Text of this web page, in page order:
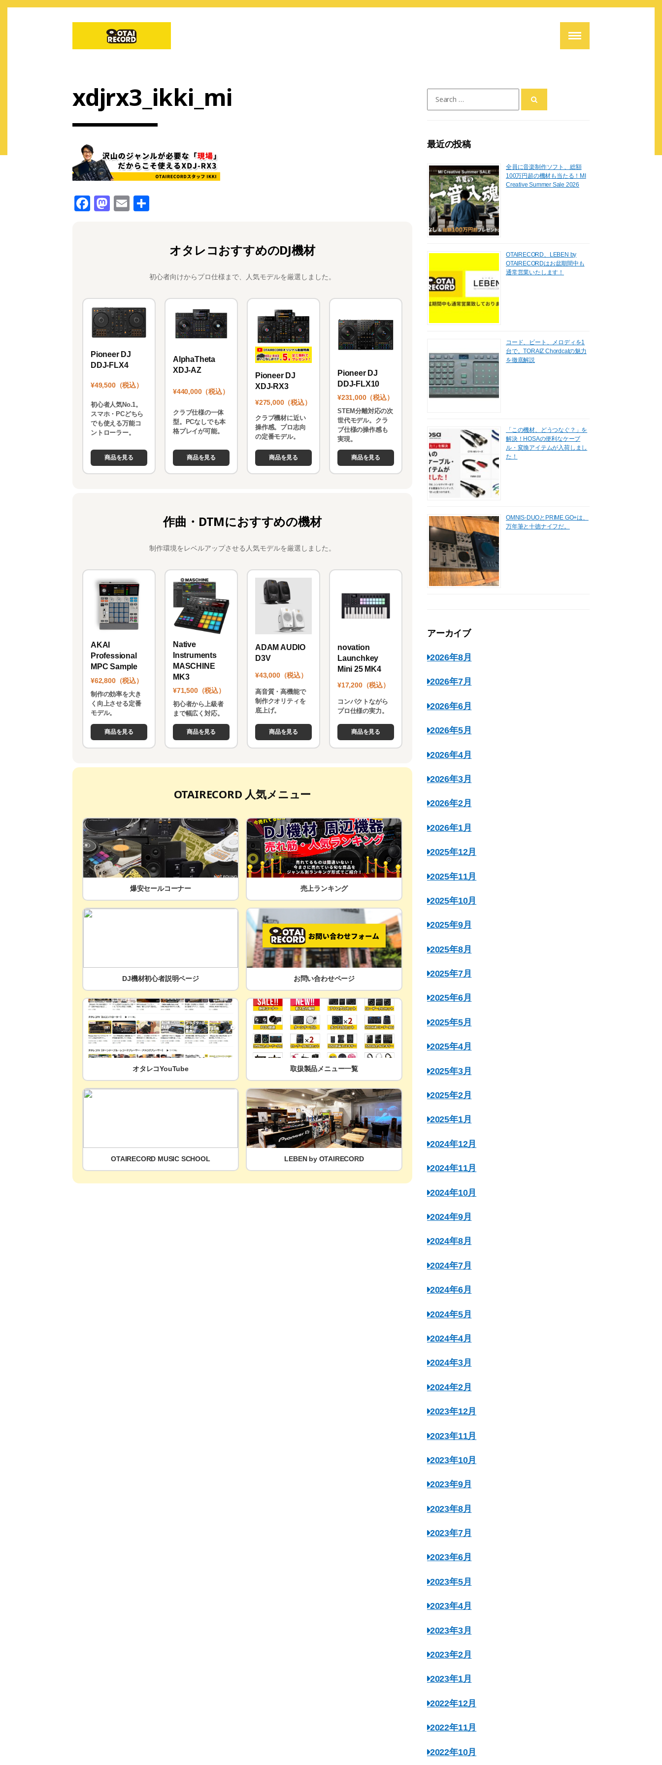
xdjrx3_ikki_mi
F
o
k
M
n
E
オタレコおすすめのDJ機材
初心者向けからプロ仕様まで、人気モデルを厳選しました。
Pioneer DJ
DDJ-FLX4
¥49,500（税込）
初心者人気No.1。
スマホ・PCどちら
でも使える万能コ
ントローラー。
商品を見る
AlphaTheta
XDJ-AZ
¥440,000（税込）
クラブ仕様の一体
型。PCなしでも本
格プレイが可能。
商品を見る
Pioneer DJ
XDJ-RX3
¥275,000（税込）
クラブ機材に近い
操作感。プロ志向
の定番モデル。
商品を見る
Pioneer DJ
DDJ-FLX10
¥231,000（税込）
STEM分離対応の次
世代モデル。クラ
ブ仕様の操作感も
実現。
商品を見る
作曲・DTMにおすすめの機材
制作環境をレベルアップさせる人気モデルを厳選しました。
AKAI
Professional
MPC Sample
¥62,800（税込）
制作の効率を大き
く向上させる定番
モデル。
商品を見る
Native
Instruments
MASCHINE
MK3
¥71,500（税込）
初心者から上級者
まで幅広く対応。
商品を見る
ADAM AUDIO
D3V
¥43,000（税込）
高音質・高機能で
制作クオリティを
底上げ。
商品を見る
novation
Launchkey
Mini 25 MK4
¥17,200（税込）
コンパクトながら
プロ仕様の実力。
商品を見る
OTAIRECORD 人気メニュー
爆安セールコーナー 売上ランキング
DJ機材初心者説明ページ お問い合わせページ
オタレコYouTube 取扱製品メニュー一覧
OTAIRECORD MUSIC SCHOOL LEBEN by OTAIRECORD
for:
最近の投稿
全員に音楽制作ソフト、総額
100万円超の機材も当たる！MI
Creative Summer Sale 2026
OTAIRECORD、LEBEN by
OTAIRECORDはお盆期間中も
通常営業いたします！
コード、ビート、メロディを1
台で。TORAIZ Chordcatの魅力
を徹底解説
「この機材、どうつなぐ？」を
解決！HOSAの便利なケーブ
ル・変換アイテムが入荷しまし
た！
OMNIS-DUOとPRIME GO+は、
万年筆と十徳ナイフだ。
アーカイブ
2026年8月
2026年7月
2026年6月
2026年5月
2026年4月
2026年3月
2026年2月
2026年1月
2025年12月
2025年11月
2025年10月
2025年9月
2025年8月
2025年7月
2025年6月
2025年5月
2025年4月
2025年3月
2025年2月
2025年1月
2024年12月
2024年11月
2024年10月
2024年9月
2024年8月
2024年7月
2024年6月
2024年5月
2024年4月
2024年3月
2024年2月
2023年12月
2023年11月
2023年10月
2023年9月
2023年8月
2023年7月
2023年6月
2023年5月
2023年4月
2023年3月
2023年2月
2023年1月
2022年12月
2022年11月
2022年10月